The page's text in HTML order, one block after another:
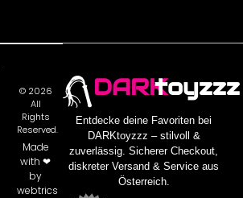
DARKtoyzzz
Entdecke deine Favoriten bei
DARKtoyzzz – stilvoll &
zuverlässig. Sicherer Checkout,
diskreter Versand & Service aus
Österreich.
© 2026
All
Rights
Reserved.
Made
with ❤
by
webtrics